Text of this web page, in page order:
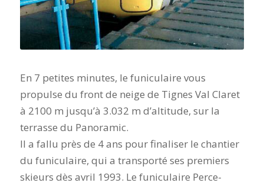
En 7 petites minutes, le funiculaire vous
propulse du front de neige de Tignes Val Claret
à 2100 m jusqu’à 3.032 m d’altitude, sur la
terrasse du Panoramic.
Il a fallu près de 4 ans pour finaliser le chantier
du funiculaire, qui a transporté ses premiers
skieurs dès avril 1993. Le funiculaire Perce-